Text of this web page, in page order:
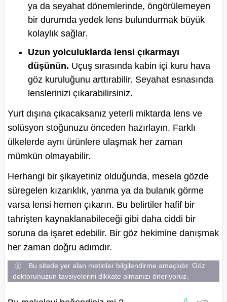
ya da seyahat dönemlerinde, öngörülemeyen
bir durumda yedek lens bulundurmak büyük
kolaylık sağlar.
Uzun yolculuklarda lensi çıkarmayı
düşünün. Uçuş sırasında kabin içi kuru hava
göz kuruluğunu arttırabilir. Seyahat esnasında
lenslerinizi çıkarabilirsiniz.
Yurt dışına çıkacaksanız yeterli miktarda lens ve
solüsyon stoğunuzu önceden hazırlayın. Farklı
ülkelerde aynı ürünlere ulaşmak her zaman
mümkün olmayabilir.
Herhangi bir şikayetiniz olduğunda, mesela gözde
süregelen kızarıklık, yanma ya da bulanık görme
varsa lensi hemen çıkarın. Bu belirtiler hafif bir
tahrişten kaynaklanabileceği gibi daha ciddi bir
soruna da işaret edebilir. Bir göz hekimine danışmak
her zaman doğru adımdır.
Bu sitede yer alan metinler bilgilendirme amaçlıdır. Göz
doktorunuzun tavsiyelerini dikkate almanızı öneriyoruz.